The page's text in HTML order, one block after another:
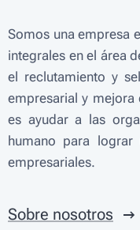
Somos una empresa
integrales en el área
el reclutamiento y
empresarial y
es ayudar a las
humano para
empresariales.
Sobre nosotros